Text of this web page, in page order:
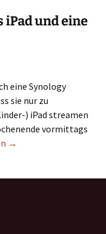
und eine
eine Synology
sie nur zu
) iPad streamen
vormittags
für das iPad und
→